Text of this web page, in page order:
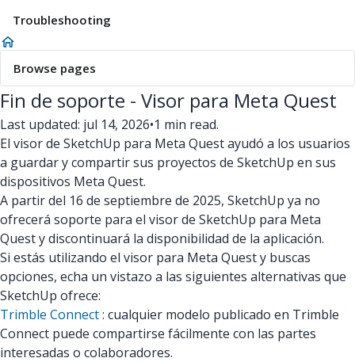
Troubleshooting
Browse pages
Fin de soporte - Visor para Meta Quest
Last updated: jul 14, 2026•1 min read.
El visor de SketchUp para Meta Quest ayudó a los usuarios
a guardar y compartir sus proyectos de SketchUp en sus
dispositivos Meta Quest.
A partir del 16 de septiembre de 2025, SketchUp ya no
ofrecerá soporte para el visor de SketchUp para Meta
Quest y discontinuará la disponibilidad de la aplicación.
Si estás utilizando el visor para Meta Quest y buscas
opciones, echa un vistazo a las siguientes alternativas que
SketchUp ofrece:
Trimble Connect: cualquier modelo publicado en Trimble
Connect puede compartirse fácilmente con las partes
interesadas o colaboradores.